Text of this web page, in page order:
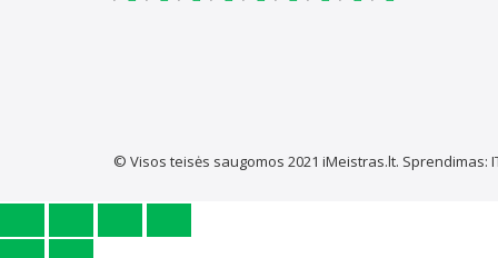
© Visos teisės saugomos 2021 iMeistras.lt. Sprendimas: